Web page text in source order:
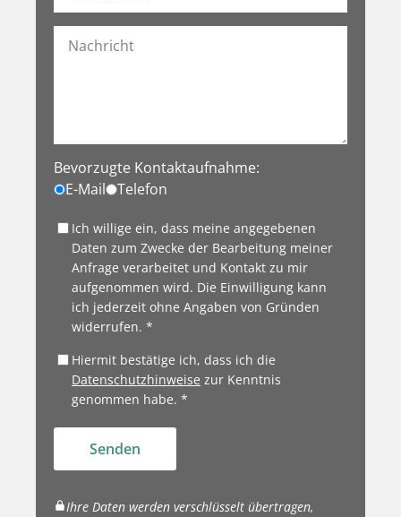
Bevorzugte Kontaktaufnahme:
E-Mail
Telefon
Ich willige ein, dass meine angegebenen
Daten zum Zwecke der Bearbeitung meiner
Anfrage verarbeitet und Kontakt zu mir
aufgenommen wird. Die Einwilligung kann
ich jederzeit ohne Angaben von Gründen
widerrufen. *
Hiermit bestätige ich, dass ich die
Datenschutzhinweise zur Kenntnis
genommen habe. *
Senden
Ihre Daten werden verschlüsselt übertragen,